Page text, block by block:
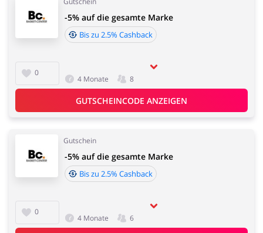
0
-5% auf die gesamte Marke
Bis zu 2.5% Cashback
4 Monate 8
GUTSCHEINCODE ANZEIGEN
Gutschein
0
-5% auf die gesamte Marke
Bis zu 2.5% Cashback
4 Monate 6